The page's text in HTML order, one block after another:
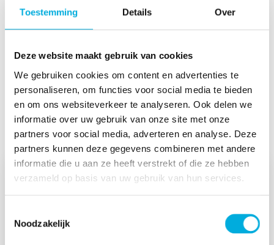
Toestemming Details Over
Deze website maakt gebruik van cookies
We gebruiken cookies om content en advertenties te
personaliseren, om functies voor social media te bieden
en om ons websiteverkeer te analyseren. Ook delen we
informatie over uw gebruik van onze site met onze
partners voor social media, adverteren en analyse. Deze
partners kunnen deze gegevens combineren met andere
informatie die u aan ze heeft verstrekt of die ze hebben
verzameld op basis van uw gebruik van hun services.
Noodzakelijk
handen is van medewerkers van Batenburg Beenen.
HACCP
HACCP-voorschriften en het uitvoeren van RVS-
laswerk zijn typerende kenmerken van de afdeling
Installatie.
Projecten